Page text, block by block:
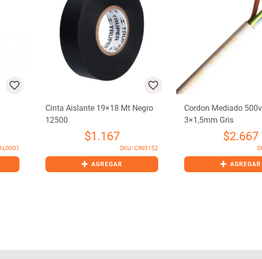
Cinta Aislante 19×18 Mt Negro
12500
$1.167
SKU: CIN0152
+ AGREGAR
Cordon Mediado
3×1,5mm Gris
$2.667
+ AGREGAR